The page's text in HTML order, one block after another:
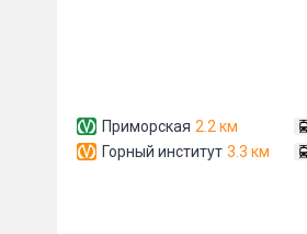
Приморская 2.2 км
Горный институт 3.3 км